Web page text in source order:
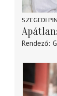
SZEGEDI
Rendező